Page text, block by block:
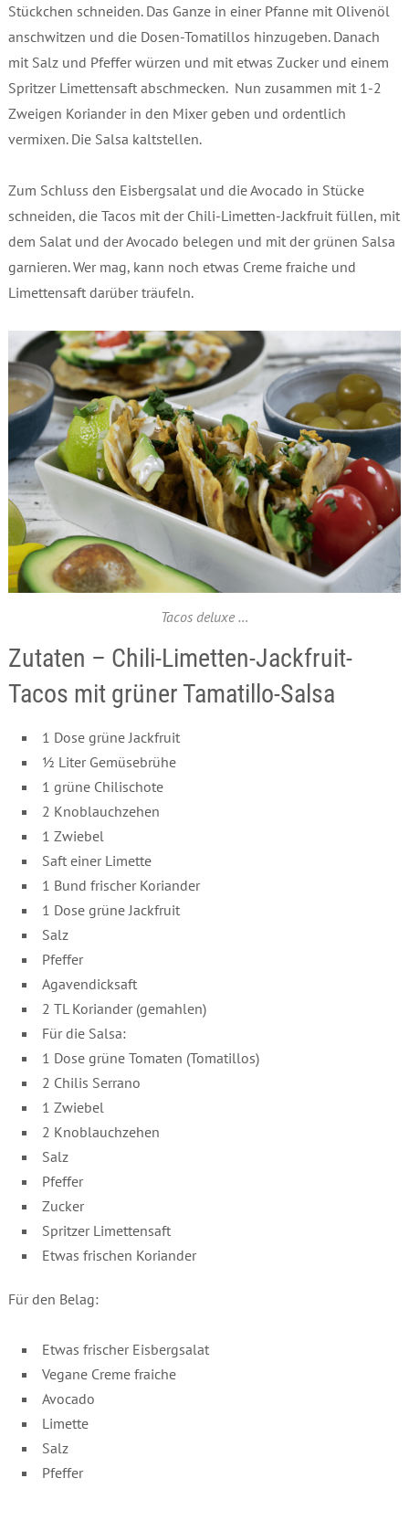
Stückchen schneiden. Das Ganze in einer Pfanne mit Olivenöl
anschwitzen und die Dosen-Tomatillos hinzugeben. Danach
mit Salz und Pfeffer würzen und mit etwas Zucker und einem
Spritzer Limettensaft abschmecken. Nun zusammen mit 1-2
Zweigen Koriander in den Mixer geben und ordentlich
vermixen. Die Salsa kaltstellen.
Zum Schluss den Eisbergsalat und die Avocado in Stücke
schneiden, die Tacos mit der Chili-Limetten-Jackfruit füllen, mit
dem Salat und der Avocado belegen und mit der grünen Salsa
garnieren. Wer mag, kann noch etwas Creme fraiche und
Limettensaft darüber träufeln.
Tacos deluxe …
Zutaten – Chili-Limetten-Jackfruit-
Tacos mit grüner Tamatillo-Salsa
1 Dose grüne Jackfruit
½ Liter Gemüsebrühe
1 grüne Chilischote
2 Knoblauchzehen
1 Zwiebel
Saft einer Limette
1 Bund frischer Koriander
1 Dose grüne Jackfruit
Salz
Pfeffer
Agavendicksaft
2 TL Koriander (gemahlen)
Für die Salsa:
1 Dose grüne Tomaten (Tomatillos)
2 Chilis Serrano
1 Zwiebel
2 Knoblauchzehen
Salz
Pfeffer
Zucker
Spritzer Limettensaft
Etwas frischen Koriander
Für den Belag:
Etwas frischer Eisbergsalat
Vegane Creme fraiche
Avocado
Limette
Salz
Pfeffer